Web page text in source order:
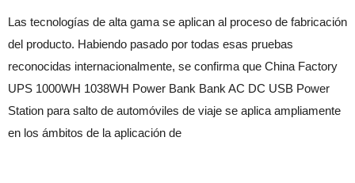
Las tecnologías de alta gama se aplican al proceso de fabricación
del producto. Habiendo pasado por todas esas pruebas
reconocidas internacionalmente, se confirma que China Factory
UPS 1000WH 1038WH Power Bank Bank AC DC USB Power
Station para salto de automóviles de viaje se aplica ampliamente
en los ámbitos de la aplicación de